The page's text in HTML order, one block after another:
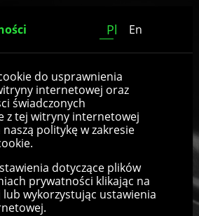
toaletowe
Pl En
do usprawnienia
internetowej oraz
świadczonych
z tej witryny internetowej
naszą politykę w zakresie
dotyczące plików
prywatności klikając na
wykorzystując ustawienia